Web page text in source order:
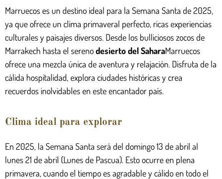
Marruecos es un destino ideal para la Semana Santa de 2025,
ya que ofrece un clima primaveral perfecto, ricas experiencias
culturales y paisajes diversos. Desde los bulliciosos zocos de
Marrakech hasta el serenodesierto del SaharaMarruecos
ofrece una mezcla única de aventura y relajación. Disfruta de la
cálida hospitalidad, explora ciudades históricas y crea
recuerdos inolvidables en este encantador país.
Clima ideal para explorar
En 2025, la Semana Santa será del domingo 13 de abril al
lunes 21 de abril (Lunes de Pascua). Esto ocurre en plena
primavera, cuando el tiempo es agradable y cálido en todo el